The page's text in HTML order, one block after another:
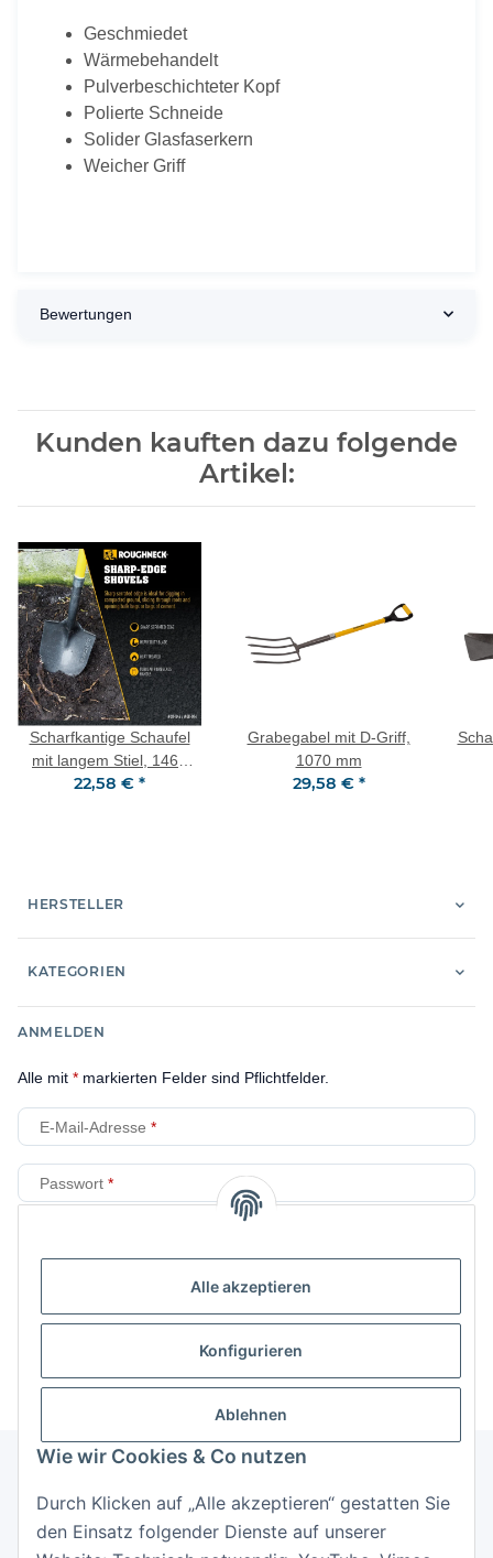
Alle akzeptieren
Konfigurieren
Ablehnen
Wie wir Cookies & Co nutzen
Durch Klicken auf „Alle akzeptieren“ gestatten Sie
den Einsatz folgender Dienste auf unserer
Geschmiedet
Wärmebehandelt
Pulverbeschichteter Kopf
Polierte Schneide
Solider Glasfaserkern
Weicher Griff
Bewertungen
Kunden kauften dazu folgende
Artikel:
Scharfkantige Schaufel
mit langem Stiel, 1460
mm
22,58 € *
Grabegabel mit D-Griff,
1070 mm
29,58 € *
HERSTELLER
KATEGORIEN
ANMELDEN
Alle mit * markierten Felder sind Pflichtfelder.
E-Mail-Adresse
Passwort
Neu hier? Jetzt registrieren!
Informationen